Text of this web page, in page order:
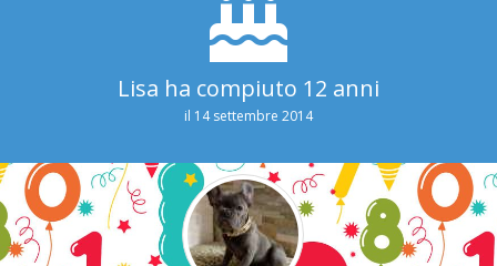
Lisa ha compiuto 12 anni
il 14 settembre 2014